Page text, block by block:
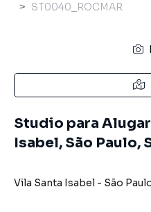
ST0040_ROCMAR
Studio para
Isabel, São Paulo,
Vila Santa Isabel - São